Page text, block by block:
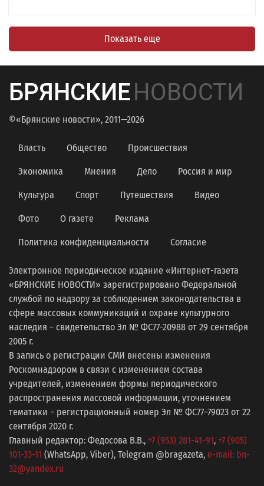
Показать еще
БРЯНСКИЕНОВОСТИ
©«Брянские новости», 2011—2026
Власть Общество Происшествия
Экономика Мнения Дело Россия и мир
Культура Спорт Путешествия Видео
Фото О газете Реклама
Политика конфиденциальности Согласие
Электронное периодическое издание «Интернет-газета
«БРЯНСКИЕ НОВОСТИ» зарегистрировано Федеральной
службой по надзору за соблюдением законодательства в
сфере массовых коммуникаций и охране культурного
наследия − свидетельство Эл № ФС77-20988 от 29 сентября
2005 г.
В запись о регистрации СМИ внесены изменения
Роскомнадзором в связи с изменением состава
учредителей, изменением формы периодического
распространения массовой информации, уточнением
тематики − регистрационный номер Эл № ФС77−79023 от 22
сентября 2020 г.
Главный редактор: Федосова В.В., +7 (953) 281-41-91, +7 (905)
101-33-11 (WhatsApp, Viber), Telegram @bragazeta, e-mail: bn-
32@yandex.ru